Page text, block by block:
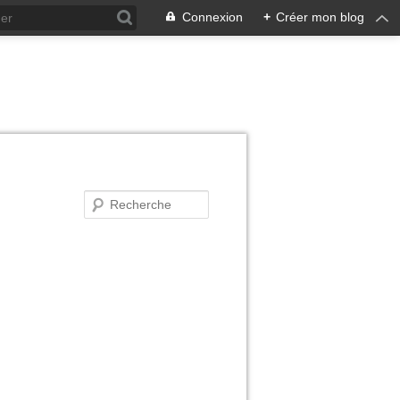
Connexion + Créer mon blog